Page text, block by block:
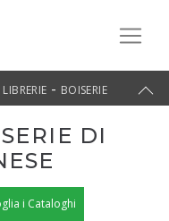
LIBRERIE - BOISERIE
DI
i Cataloghi